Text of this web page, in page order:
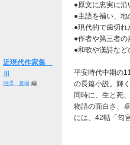
●原文に忠実に
●主語を補い、
●現代的で歯切
●作者や第三者の
●和歌や漢詩な
平安時代中期の
の長篇小説。輝
同時に、生と死
物語の面白さ、
には、42帖「匂
近現代作家集
Ⅲ
池澤 夏樹 編